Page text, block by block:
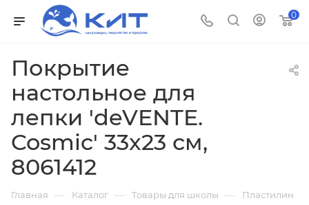
0
Покрытие
настольное для
лепки 'deVENTE.
Cosmic' 33x23 см,
8061412
Главная — Каталог — Товары для школы — Пластилин